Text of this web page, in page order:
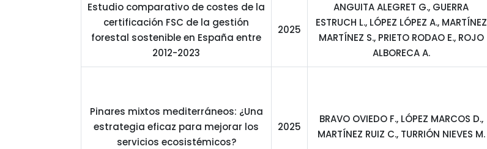
Estudio comparativo de costes de la
certificación FSC de la gestión
forestal sostenible en España entre
2012-2023
2025
ANGUITA ALEGRET G., GUERRA
ESTRUCH L., LÓPEZ LÓPEZ A., MARTÍNEZ
MARTÍNEZ S., PRIETO RODAO E., ROJO
ALBORECA A.
Pinares mixtos mediterráneos: ¿Una
estrategia eficaz para mejorar los
servicios ecosistémicos?
2025
BRAVO OVIEDO F., LÓPEZ MARCOS D.,
MARTÍNEZ RUIZ C., TURRIÓN NIEVES M.